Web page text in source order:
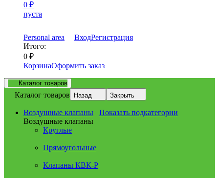
0 ₽
пуста
Personal area ВходРегистрация
Итого:
0 ₽
КорзинаОформить заказ
Каталог товаров
Каталог товаров Назад Закрыть
Воздушные клапаны
Показать подкатегории
Воздушные клапаны
Круглые
Прямоугольные
Клапаны КВК-Р